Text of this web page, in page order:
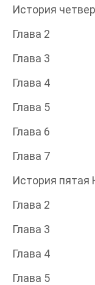
История
Глава 2
Глава 3
Глава 4
Глава 5
Глава 6
Глава 7
История пятая
Глава 2
Глава 3
Глава 4
Глава 5